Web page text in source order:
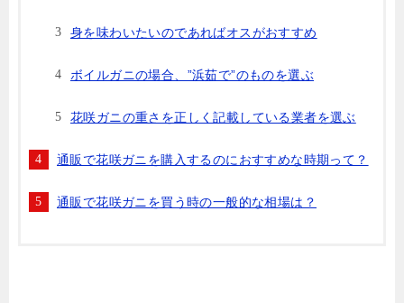
身を味わいたいのであればオスがおすすめ
ボイルガニの場合、”浜茹で”のものを選ぶ
花咲ガニの重さを正しく記載している業者を選ぶ
通販で花咲ガニを購入するのにおすすめな時期って？
通販で花咲ガニを買う時の一般的な相場は？